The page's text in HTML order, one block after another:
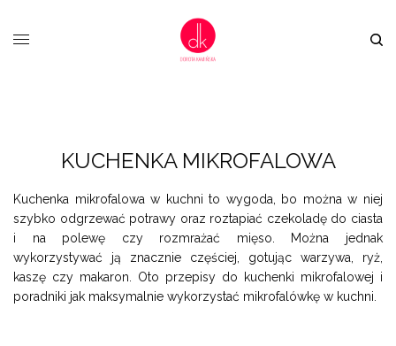
KUCHENKA MIKROFALOWA
Kuchenka mikrofalowa w kuchni to wygoda, bo można w niej
szybko odgrzewać potrawy oraz roztapiać czekoladę do ciasta
i na polewę czy rozmrażać mięso. Można jednak
wykorzystywać ją znacznie częściej, gotując warzywa, ryż,
kaszę czy makaron. Oto przepisy do kuchenki mikrofalowej i
poradniki jak maksymalnie wykorzystać mikrofalówkę w kuchni.